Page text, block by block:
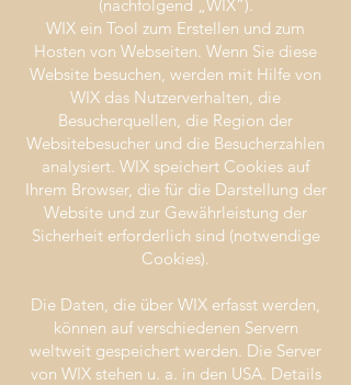
(nachfolgend „WIX“).
WIX ein Tool zum Erstellen und zum
Hosten von Webseiten. Wenn Sie diese
Website besuchen, werden mit Hilfe von
WIX das Nutzerverhalten, die
Besucherquellen, die Region der
Websitebesucher und die Besucherzahlen
analysiert. WIX speichert Cookies auf
Ihrem Browser, die für die Darstellung der
Website und zur Gewährleistung der
Sicherheit erforderlich sind (notwendige
Cookies).
Die Daten, die über WIX erfasst werden,
können auf verschiedenen Servern
weltweit gespeichert werden. Die Server
von WIX stehen u. a. in den USA. Details